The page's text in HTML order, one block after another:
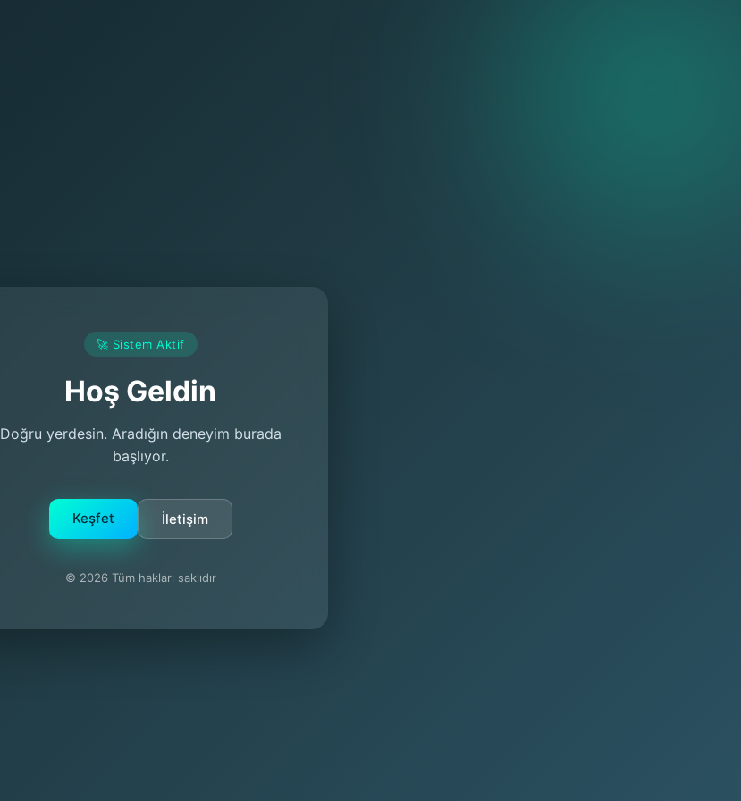
🚀 Sistem Aktif
Hoş Geldin
Doğru yerdesin. Aradığın deneyim burada
başlıyor.
Keşfet İletişim
© 2026 Tüm hakları saklıdır